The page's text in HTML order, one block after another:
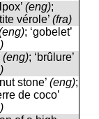
(eng);
vérole’ (fra)
; ‘gobelet’
(eng); ‘brûlure’
stone’ (eng);
de coco’